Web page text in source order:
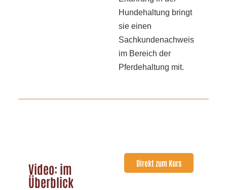
Hundehaltung bringt
sie einen
Sachkundenachweis
im Bereich der
Pferdehaltung mit.
Video: im
Überblick
Direkt zum Kurs